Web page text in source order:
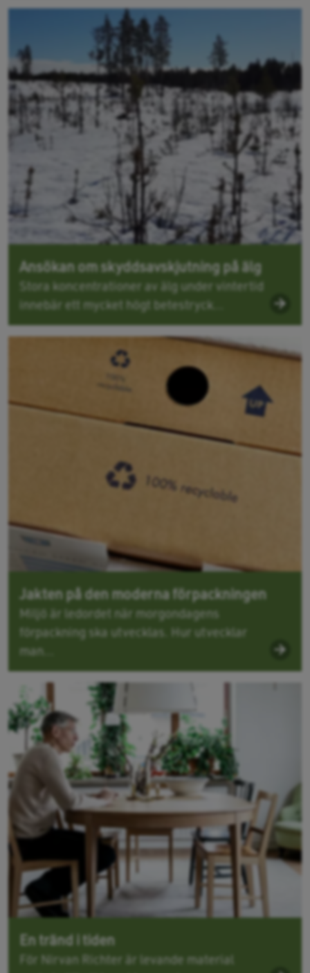
Ansökan om skyddsavskjutning på älg
Stora koncentrationer av älg under vintertid
innebär ett mycket högt betestryck...
Jakten på den moderna förpackningen
Miljö är ledordet när morgondagens
förpackning ska utvecklas. Hur utvecklar
man...
En tränd i tiden
För Nirvan Richter är levande material